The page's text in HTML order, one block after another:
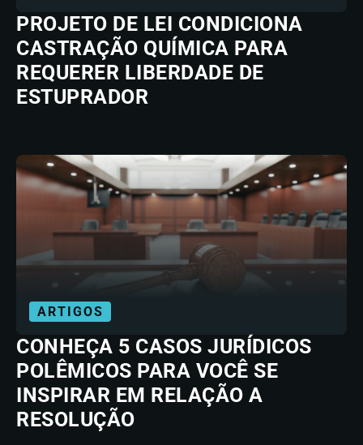
PROJETO DE LEI CONDICIONA
CASTRAÇÃO QUÍMICA PARA
REQUERER LIBERDADE DE
ESTUPRADOR
ARTIGOS
CONHEÇA 5 CASOS JURÍDICOS
POLÊMICOS PARA VOCÊ SE
INSPIRAR EM RELAÇÃO A
RESOLUÇÃO